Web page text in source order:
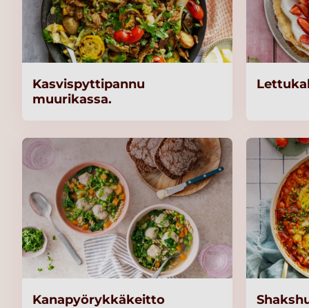
Kasvispyttipannu
muurikassa.
Kanapyörykkäkeitto